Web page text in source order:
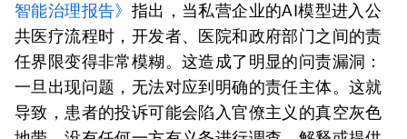
智能治理报告》 指出，当私营企业的AI模型进入公
共医疗流程时，开发者、医院和政府部门之间的责
任界限变得非常模糊。这造成了明显的问责漏洞：
一旦出现问题，无法对应到明确的责任主体。这就
导致，患者的投诉可能会陷入官僚主义的真空灰色